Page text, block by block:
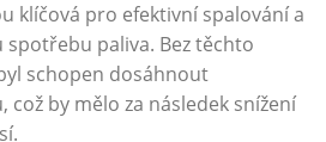
klíčová pro efektivní⁢ spalování a
paliva. Bez těchto
schopen dosáhnout
což‍ by​ mělo ⁢za následek snížení